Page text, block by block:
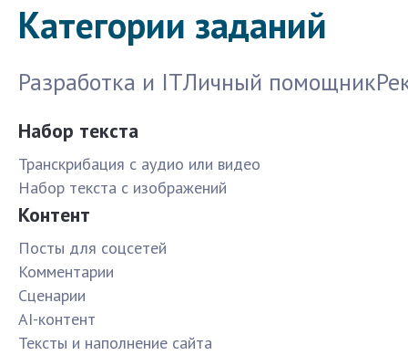
Категории заданий
Разработка и ITЛичный помощник
Набор текста
Транскрибация с аудио или видео
Набор текста с изображений
Контент
Посты для соцсетей
Комментарии
Сценарии
AI-контент
Тексты и наполнение сайта